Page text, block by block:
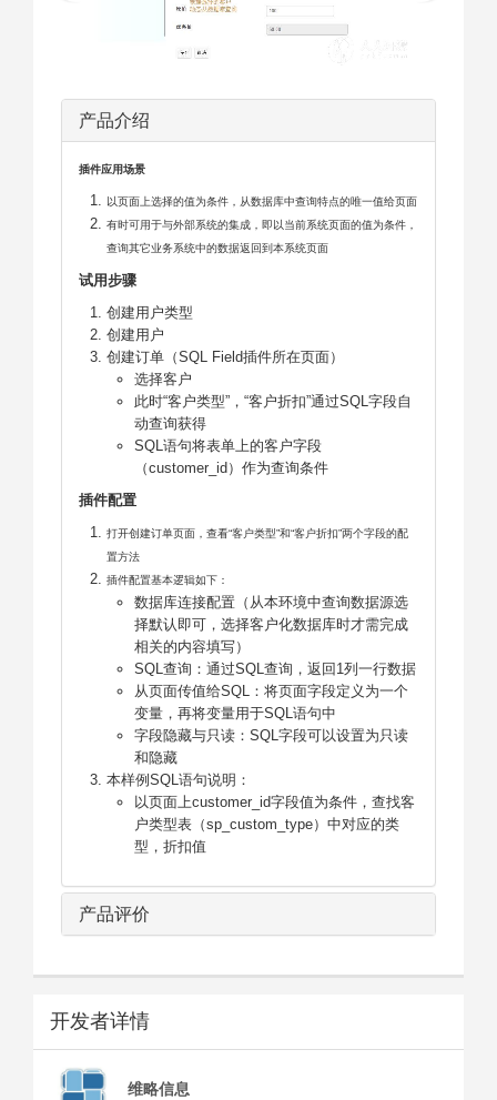
产品介绍
插件应用场景
以页面上选择的值为条件，从数据库中查询特点的唯一值给页面
有时可用于与外部系统的集成，即以当前系统页面的值为条件，
查询其它业务系统中的数据返回到本系统页面
试用步骤
创建用户类型
创建用户
创建订单（SQL Field插件所在页面）
选择客户
此时“客户类型”，“客户折扣”通过SQL字段自
动查询获得
SQL语句将表单上的客户字段
（customer_id）作为查询条件
插件配置
打开创建订单页面，查看“客户类型”和“客户折扣”两个字段的配
置方法
插件配置基本逻辑如下：
数据库连接配置（从本环境中查询数据源选
择默认即可，选择客户化数据库时才需完成
相关的内容填写）
SQL查询：通过SQL查询，返回1列一行数据
从页面传值给SQL：将页面字段定义为一个
变量，再将变量用于SQL语句中
字段隐藏与只读：SQL字段可以设置为只读
和隐藏
本样例SQL语句说明：
以页面上customer_id字段值为条件，查找客
户类型表（sp_custom_type）中对应的类
型，折扣值
产品评价
开发者详情
维略信息